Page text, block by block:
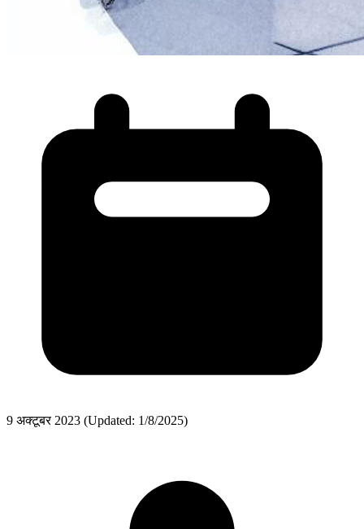
9 अक्टूबर 2023 (Updated: 1/8/2025)